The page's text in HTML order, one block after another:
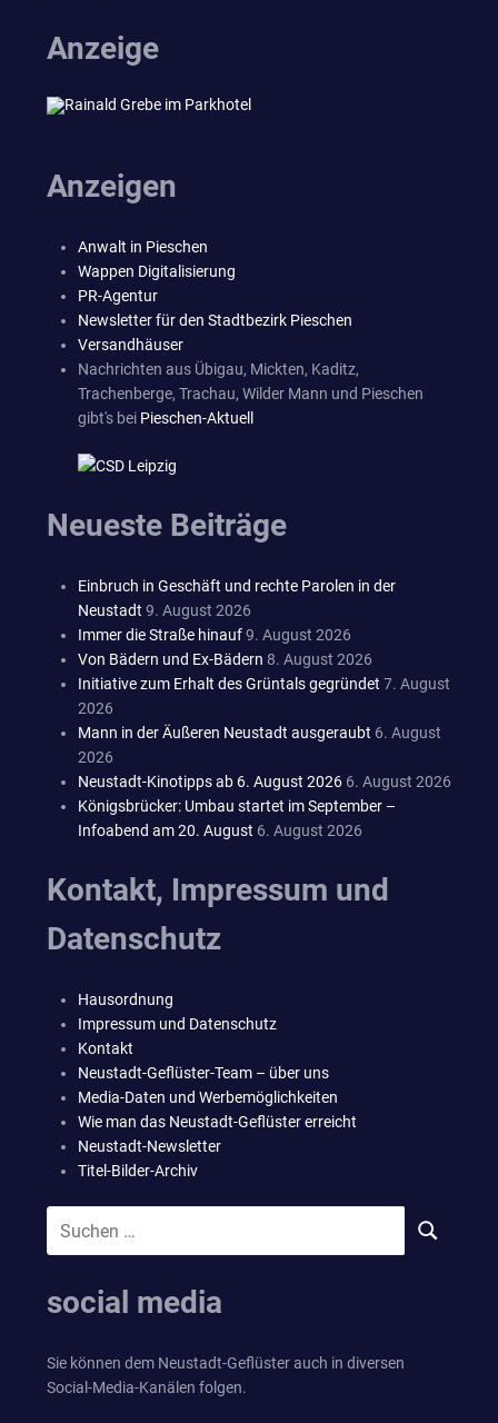
Anzeige
Anzeigen
Anwalt in Pieschen
Wappen Digitalisierung
PR-Agentur
Newsletter für den Stadtbezirk Pieschen
Versandhäuser
Nachrichten aus Übigau, Mickten, Kaditz,
Trachenberge, Trachau, Wilder Mann und Pieschen
gibt's bei Pieschen-Aktuell
Neueste Beiträge
Einbruch in Geschäft und rechte Parolen in der
Neustadt 9. August 2026
Immer die Straße hinauf9. August 2026
Von Bädern und Ex-Bädern 8. August 2026
Initiative zum Erhalt des Grüntals gegründet 7. August
2026
Mann in der Äußeren Neustadt ausgeraubt 6. August
2026
Neustadt-Kinotipps ab 6. August 2026 6. August 2026
Königsbrücker: Umbau startet im September –
Infoabend am 20. August 6. August 2026
Kontakt, Impressum und
Datenschutz
Hausordnung
Impressum und Datenschutz
Kontakt
Neustadt-Geflüster-Team – über uns
Media-Daten und Werbemöglichkeiten
Wie man das Neustadt-Geflüster erreicht
Neustadt-Newsletter
Titel-Bilder-Archiv
nach:
SUCHEN
social media
Sie können dem Neustadt-Geflüster auch in diversen
Social-Media-Kanälen folgen.